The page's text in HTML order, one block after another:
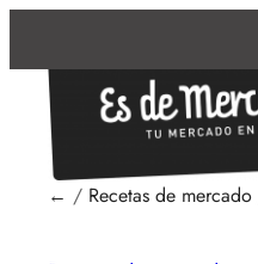
← / Recetas de mercado